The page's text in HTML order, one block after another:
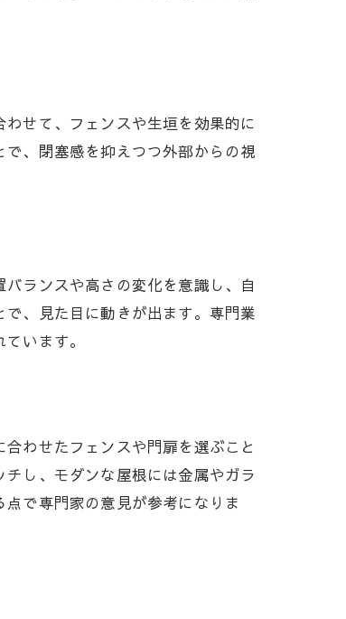
せて、フェンスや生垣を効果的に
、閉塞感を抑えつつ外部からの視
ランスや高さの変化を意識し、自
、見た目に動きが出ます。専門業
います。
わせたフェンスや門扉を選ぶこと
し、モダンな屋根には金属やガラ
で専門家の意見が参考になりま